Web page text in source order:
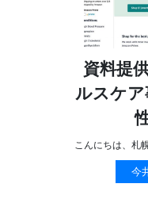
資料提
ルスケ
こんにちは、札
今